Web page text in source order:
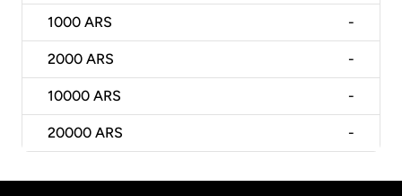
1000 ARS -
2000 ARS -
10000 ARS -
20000 ARS -